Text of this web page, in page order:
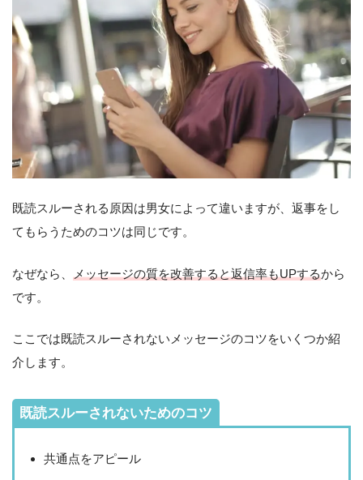
既読スルーされる原因は男女によって違いますが、返事をし
てもらうためのコツは同じです。
なぜなら、 メッセージの質を改善すると返信率もUPするから
です。
ここでは既読スルーされないメッセージのコツをいくつか紹
介します。
既読スルーされないためのコツ
共通点をアピール